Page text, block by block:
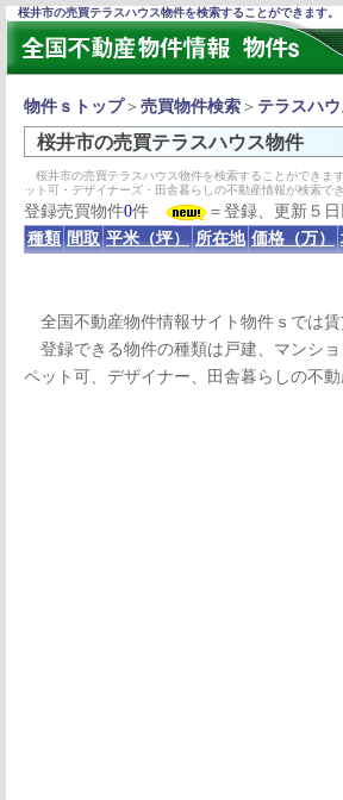
桜井市の売買テラスハウス物件を検索することができます。
物件ｓトップ＞ 売買物件検索 ＞ テラスハウ
桜井市の売買テラスハウス物件
桜井市の売買テラスハウス物件を検索することができま
ット可・デザイナーズ・田舎暮らしの不動産情報が検索で
登録売買物件0件
＝登録、更新５
種類 間取 平米（坪） 所在地 価格（万）
全国不動産物件情報サイト物件ｓでは賃
登録できる物件の種類は戸建、マンショ
ペット可、デザイナー、田舎暮らしの不動